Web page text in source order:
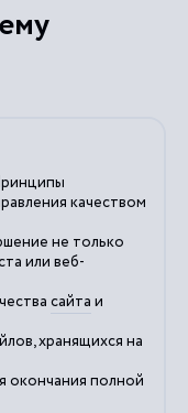
качеством
не только
или веб-
сайта и
хранящихся на
окончания полной